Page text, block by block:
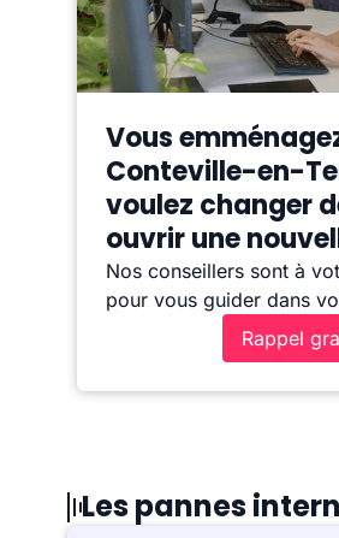
Vous
Conteville-en-
voulez changer
ouvrir une
Nos conseillers sont à
pour vous guider dans
Rappel
Les pannes